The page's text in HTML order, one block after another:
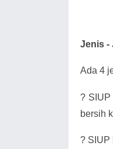
Jenis -
Ada 4
?
bersih
? SIUP